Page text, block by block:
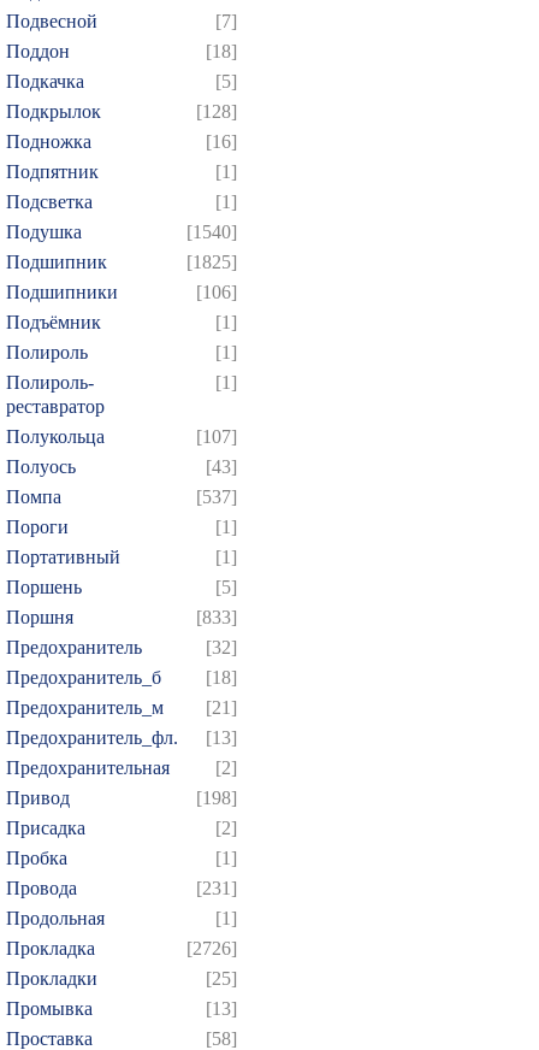
Подвесной
[7]
Поддон
[18]
Подкачка
[5]
Подкрылок
[128]
Подножка
[16]
Подпятник
[1]
Подсветка
[1]
Подушка
[1540]
Подшипник
[1825]
Подшипники
[106]
Подъёмник
[1]
Полироль
[1]
Полироль-
реставратор
[1]
Полукольца
[107]
Полуось
[43]
Помпа
[537]
Пороги
[1]
Портативный
[1]
Поршень
[5]
Поршня
[833]
Предохранитель
[32]
Предохранитель_б
[18]
Предохранитель_м
[21]
Предохранитель_фл.
[13]
Предохранительная
[2]
Привод
[198]
Присадка
[2]
Пробка
[1]
Провода
[231]
Продольная
[1]
Прокладка
[2726]
Прокладки
[25]
Промывка
[13]
Проставка
[58]